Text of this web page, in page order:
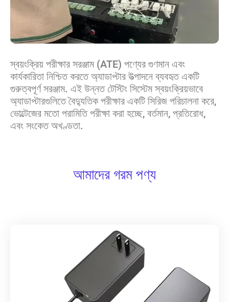
স্বয়ংক্রিয় পরীক্ষার সরঞ্জাম (ATE) পণ্যের গুণমান এবং
কার্যকারিতা নিশ্চিত করতে অ্যাডাপ্টার উত্পাদনে ব্যবহৃত একটি
গুরুত্বপূর্ণ সরঞ্জাম. এই উন্নত টেস্টিং সিস্টেম স্বয়ংক্রিয়ভাবে
অ্যাডাপ্টারগুলিতে বৈদ্যুতিক পরীক্ষার একটি সিরিজ পরিচালনা করে,
ভোল্টেজের মতো পরামিতি পরীক্ষা করা হচ্ছে, বর্তমান, প্রতিরোধ,
এবং সংকেত অখণ্ডতা.
আমাদের গরম পণ্য